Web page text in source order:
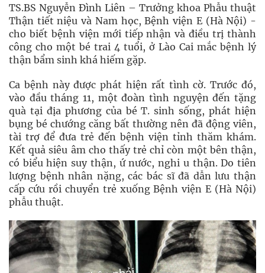
TS.BS Nguyễn Đình Liên – Trưởng khoa Phẫu thuật
Thận tiết niệu và Nam học, Bệnh viện E (Hà Nội) -
cho biết bệnh viện mới tiếp nhận và điều trị thành
công cho một bé trai 4 tuổi, ở Lào Cai mắc bệnh lý
thận bẩm sinh khá hiếm gặp.
Ca bệnh này được phát hiện rất tình cờ. Trước đó,
vào đầu tháng 11, một đoàn tình nguyện đến tặng
quà tại địa phương của bé T. sinh sống, phát hiện
bụng bé chướng căng bất thường nên đã động viên,
tài trợ để đưa trẻ đến bệnh viện tỉnh thăm khám.
Kết quả siêu âm cho thấy trẻ chỉ còn một bên thận,
có biểu hiện suy thận, ứ nước, nghi u thận. Do tiên
lượng bệnh nhân nặng, các bác sĩ đã dẫn lưu thận
cấp cứu rồi chuyển trẻ xuống Bệnh viện E (Hà Nội)
phẫu thuật.